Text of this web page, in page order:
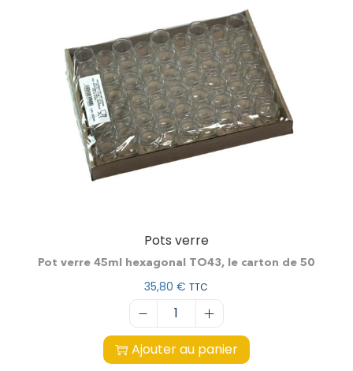
Pots verre
Pot verre 45ml hexagonal TO43, le carton de 50
35,80€ TTC
Ajouter au panier